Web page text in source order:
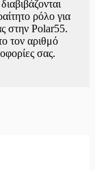
ρόλο για
στην Polar55.
τον αριθμό
σας.